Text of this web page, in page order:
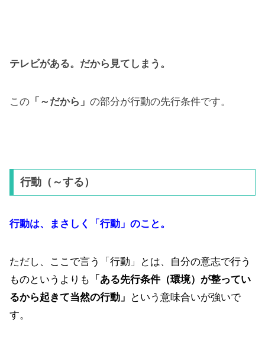
テレビがある。だから見てしまう。
この 「～だから」 の部分が行動の先行条件です。
行動（～する）
行動は、まさしく「行動」のこと。
ただし、ここで言う「行動」とは、自分の意志で行う
ものというよりも
「ある先行条件（環境）が整ってい
るから起きて当然の行動」
という意味合いが強いで
す。